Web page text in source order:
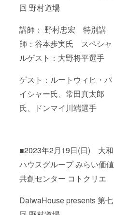
回 野村道場
講師： 野村忠宏 特別講
師：谷本歩実氏 スペシャ
ルゲスト：大野将平選手
ゲスト：ルートウィヒ・パ
イシャー氏、常田真太郎
氏、ドンマイ川端選手
■2023年2月19日(日) 大和
ハウスグループ みらい価値
共創センター コトクリエ
DaiwaHouse presents 第七